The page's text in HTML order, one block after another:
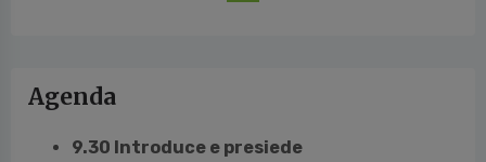
Agenda
9.30 Introduce e presiede